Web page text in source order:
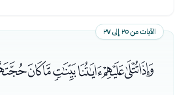
الآيات من ٢٥ إلى ٢٧